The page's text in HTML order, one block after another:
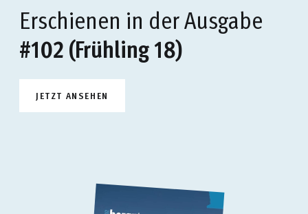
Erschienen in der Ausgabe
#102 (Frühling 18)
JETZT ANSEHEN